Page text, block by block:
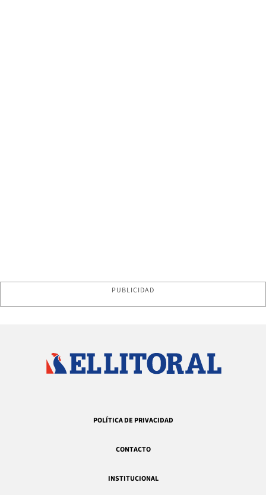
PUBLICIDAD
POLÍTICA DE PRIVACIDAD
CONTACTO
INSTITUCIONAL